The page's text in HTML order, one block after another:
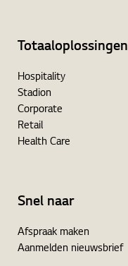
Totaaloplossingen
Hospitality
Stadion
Corporate
Retail
Health Care
Snel naar
Afspraak maken
Aanmelden nieuwsbrief